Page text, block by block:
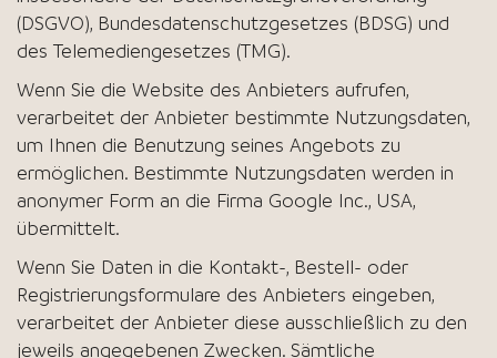
(DSGVO), Bundesdatenschutzgesetzes (BDSG) und
des Telemediengesetzes (TMG).
Wenn Sie die Website des Anbieters aufrufen,
verarbeitet der Anbieter bestimmte Nutzungsdaten,
um Ihnen die Benutzung seines Angebots zu
ermöglichen. Bestimmte Nutzungsdaten werden in
anonymer Form an die Firma Google Inc., USA,
übermittelt.
Wenn Sie Daten in die Kontakt-, Bestell- oder
Registrierungsformulare des Anbieters eingeben,
verarbeitet der Anbieter diese ausschließlich zu den
jeweils angegebenen Zwecken. Sämtliche